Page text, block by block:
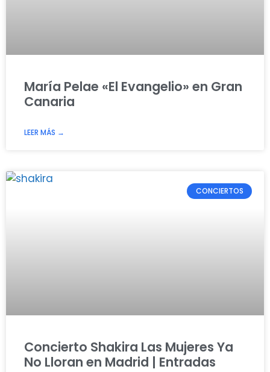
María Pelae «El Evangelio» en Gran
Canaria
LEER MÁS →
CONCIERTOS
Concierto Shakira Las Mujeres Ya
No Lloran en Madrid | Entradas